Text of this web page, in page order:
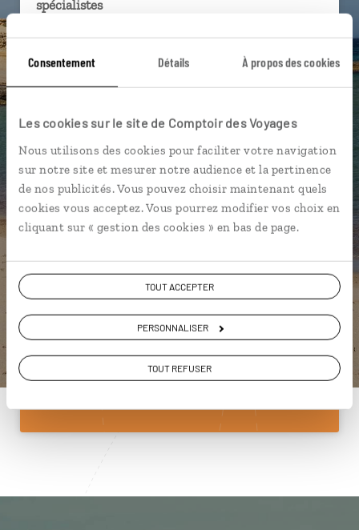
Consentement Détails À propos des cookies
Les cookies sur le site de Comptoir des Voyages
Nous utilisons des cookies pour faciliter votre navigation
sur notre site et mesurer notre audience et la pertinence
de nos publicités. Vous pouvez choisir maintenant quels
cookies vous acceptez. Vous pourrez modifier vos choix en
cliquant sur « gestion des cookies » en bas de page.
TOUT ACCEPTER
PERSONNALISER
TOUT REFUSER
spécialistes
Ils sauront organiser votre itinéraire au plus
près de vos envies et de la réalité du pays.
Échangez en face à face ou depuis nos studios
téléphone.
Vous gardez le même interlocuteur avant,
pendant et après votre voyage.
ou
Construisez votre voyage avec un spécialiste Espagne
01 85 08 10 48